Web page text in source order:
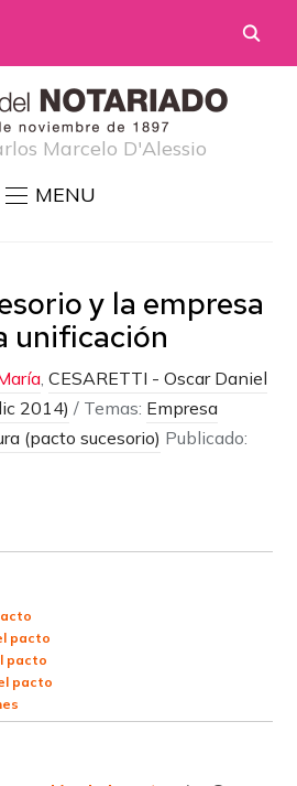
Marcelo D'Alessio
MENU
y la empresa
unificación
,CESARETTI - Oscar Daniel
2014) / Temas: Empresa
(pacto sucesorio) Publicado:
pacto
pacto
pacto